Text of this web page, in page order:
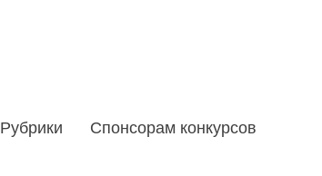
Рубрики Спонсорам конкурсов